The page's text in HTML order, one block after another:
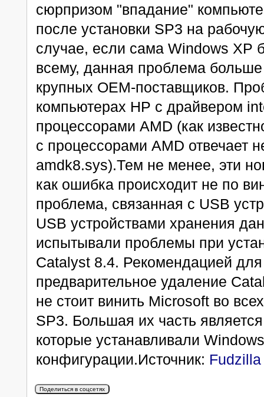
сюрпризом "впадание"
после установки SP3 на
случае, если сама Windows XP
всему, данная проблема больше
крупных OEM-поставщиков.
компьютерах HP с драйвером
процессорами AMD (как
с процессорами AMD отвечает
amdk8.sys).Тем не менее, эти
как ошибка происходит не по
проблема, связанная с USB
USB устройствами хранения
испытывали проблемы при
Catalyst 8.4. Рекомендацией
предварительное удаление
не стоит винить Microsoft во
SP3. Большая их часть
которые устанавливали
конфигурации.Источник: Fudzilla